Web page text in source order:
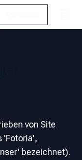
von Site
'Fotoria',
bezeichnet).